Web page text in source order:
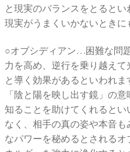
と現実のバランスをとるとい
現実がうまくいかないときに
○オブシディアン…困難な問
力を高め、逆行を乗り越え
と導く効果があるといわれ
「陰と陽を映し出す鏡」の
知ることを助けてくれると
なく、相手の真の姿や本音
なパワーを秘めるとされる